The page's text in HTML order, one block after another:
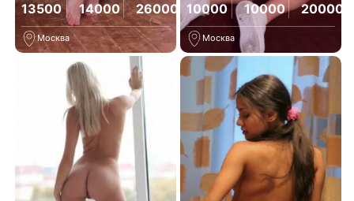
13500 14000 26000
Москва
10000 10000 20000
Москва